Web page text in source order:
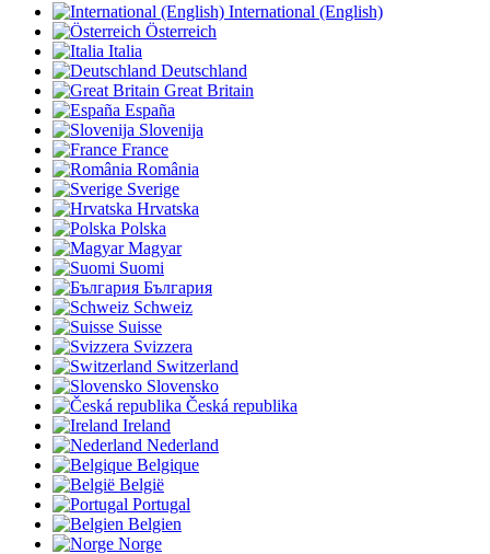
International (English)
Österreich
Italia
Deutschland
Great Britain
España
Slovenija
France
România
Sverige
Hrvatska
Polska
Magyar
Suomi
България
Schweiz
Suisse
Svizzera
Switzerland
Slovensko
Česká republika
Ireland
Nederland
Belgique
België
Portugal
Belgien
Norge